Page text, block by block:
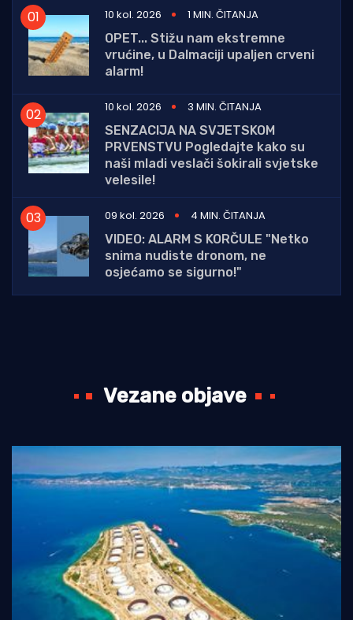
10 kol. 2026
1 MIN. ČITANJA
OPET... Stižu nam ekstremne
vrućine, u Dalmaciji upaljen crveni
alarm!
10 kol. 2026
3 MIN. ČITANJA
SENZACIJA NA SVJETSKOM
PRVENSTVU Pogledajte kako su
naši mladi veslači šokirali svjetske
velesile!
09 kol. 2026
4 MIN. ČITANJA
VIDEO: ALARM S KORČULE "Netko
snima nudiste dronom, ne
osjećamo se sigurno!"
Vezane objave